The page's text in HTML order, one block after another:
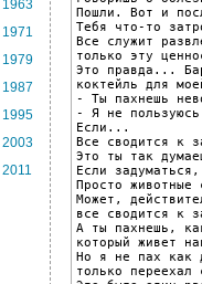
1963
1971
1979
1987
1995
2003
2011
Пошли. Вот и
Тебя что-то
Все служит
только эту
Это правда...
коктейль для
- Ты пахнешь
- Я не
Если...
Все сводится к
Это ты так
Если
Просто животные
Может,
все сводится к
А ты пахнешь,
который живет
Но я не пах как
только переехал